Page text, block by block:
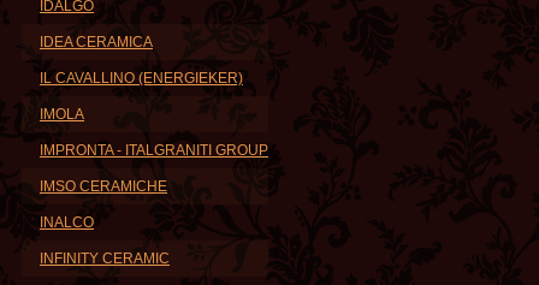
IDALGO
IDEA CERAMICA
IL CAVALLINO (ENERGIEKER)
IMOLA
IMPRONTA - ITALGRANITI GROUP
IMSO CERAMICHE
INALCO
INFINITY CERAMIC